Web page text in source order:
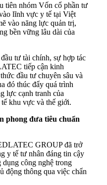
tiên nhóm Vốn cổ phần tư
lĩnh vực y tế tại Việt
vào năng lực quản trị,
bền vững lâu dài của
tư tài chính, sự hợp tác
tiếp cận kinh
đầu tư chuyên sâu và
đó thúc đẩy quá trình
lực cạnh tranh của
khu vực và thế giới.
phong đưa tiêu chuẩn
GROUP đã trở
y tế tư nhân đáng tin cậy
công nghệ trong
động thông qua việc chẩn